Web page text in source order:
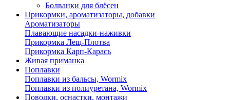
Болванки для блёсен
Прикормки, ароматизаторы, добавки
Ароматизаторы
Плавающие насадки-наживки
Прикормка Лещ-Плотва
Прикормка Карп-Карась
Живая приманка
Поплавки
Поплавки из бальсы, Wormix
Поплавки из полиуретана, Wormix
Поводки, оснастки, монтажи